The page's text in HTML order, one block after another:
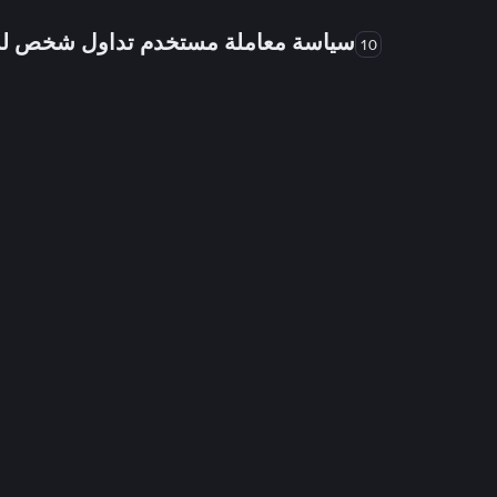
10 سياسة معاملة مستخدم تداول